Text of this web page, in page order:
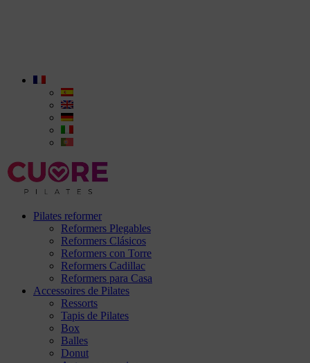
Pilates reformer
Reformers Plegables
Reformers Clásicos
Reformers con Torre
Reformers Cadillac
Reformers para Casa
Accessoires de Pilates
Ressorts
Tapis de Pilates
Box
Balles
Donut